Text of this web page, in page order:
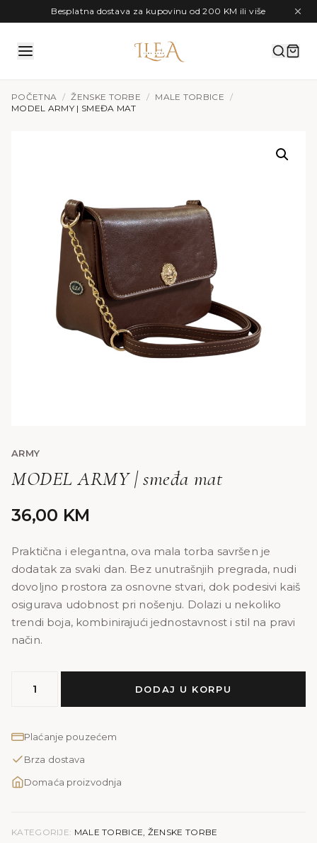
Preskoči na sadržajBesplatna dostava za kupovinu od 200 KM ili više
POČETNA / ŽENSKE TORBE / MALE TORBICE /
MODEL ARMY | SMEĐA MAT
ARMY
MODEL ARMY | smeđa mat
36,00 KM
Praktična i elegantna, ova mala torba savršen je
dodatak za svaki dan. Bez unutrašnjih pregrada, nudi
dovoljno prostora za osnovne stvari, dok podesivi kaiš
osigurava udobnost pri nošenju. Dolazi u nekoliko
trendi boja, kombinirajući jednostavnost i stil na pravi
način.
ARMY
smeđa
količina
DODAJ U KORPU
Plaćanje pouzećem
Brza dostava
Domaća proizvodnja
KATEGORIJE: MALE TORBICE, ŽENSKE TORBE